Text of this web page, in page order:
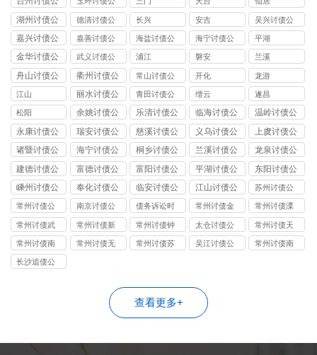
司
司
湖州讨债公
司
德清讨债公
司
长兴 安吉
吴兴讨债公
司
嘉兴讨债公
司
嘉善讨债公
司
海盐讨债公
司
海宁讨债公
司
平湖
金华讨债公
司
武义讨债公
司
浦江 磐安 兰溪
舟山讨债公
司
衢州讨债公
司
常山讨债公
司
开化 龙游
江山
丽水讨债公
司
青田讨债公
司
缙云 遂昌
松阳
余姚讨债公
司
乐清讨债公
司
临海讨债公
司
温岭讨债公
司
永康讨债公
司
瑞安讨债公
司
慈溪讨债公
司
义乌讨债公
司
上虞讨债公
司
诸暨讨债公
司
海宁讨债公
司
桐乡讨债公
司
兰溪讨债公
司
龙泉讨债公
司
建德讨债公
司
富德讨债公
司
富阳讨债公
司
平湖讨债公
司
东阳讨债公
司
嵊州讨债公
司
奉化讨债公
司
临安讨债公
司
江山讨债公
司
苏州讨债公
司
常州讨债公
司
南京讨债公
司
债务诉讼时
效
常州讨债金
坛公司
常州讨债溧
阳公司
常州讨债武
进公司
常州讨债新
北公司
常州讨债钟
楼公司
太仓讨债公
司
常州讨债天
宁公司
常州讨债南
通公司
常州讨债无
常州讨债苏
吴江讨债公
常州讨债南
长沙追债公
查看更多+